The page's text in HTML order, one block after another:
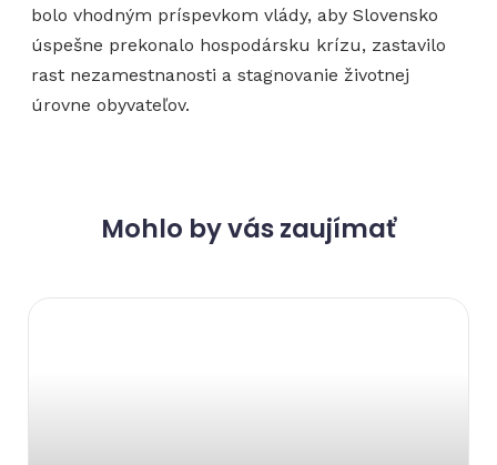
bolo vhodným príspevkom vlády, aby Slovensko
úspešne prekonalo hospodársku krízu, zastavilo
rast nezamestnanosti a stagnovanie životnej
úrovne obyvateľov.
Mohlo by vás zaujímať